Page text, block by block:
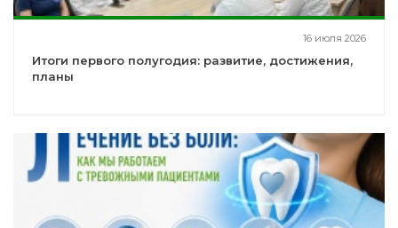
16 июля 2026
Итоги первого полугодия: развитие, достижения,
планы